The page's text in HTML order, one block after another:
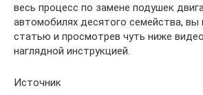
весь процесс по замене подушек
автомобилях десятого семейства,
статью и просмотрев чуть ниже
наглядной инструкцией.
Источник